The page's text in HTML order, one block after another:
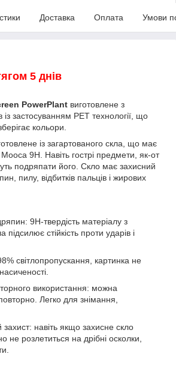
Доставка Оплата Умови
5 днів
PowerPlant виготовлене з
із застосуванням PET технології, що
кольори.
із загартованого скла, що має
9H. Навіть гострі предмети, як-от
подряпати його. Скло має захисний
пилу, відбитків пальців і жирових
9H-твердість матеріалу з
підсилює стійкість проти ударів і
світлопропускання, картинка не
використання: можна
Легко для знімання,
захист: навіть якщо захисне скло
не розлетиться на дрібні осколки,